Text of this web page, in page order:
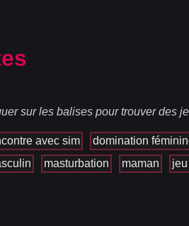
sur les balises pour trouver des
avec sim domination
masturbation maman